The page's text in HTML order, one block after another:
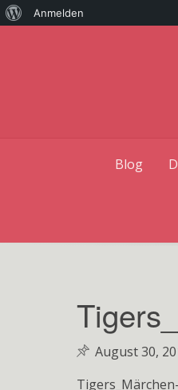
Blog
August 30,
Über
Anmelden